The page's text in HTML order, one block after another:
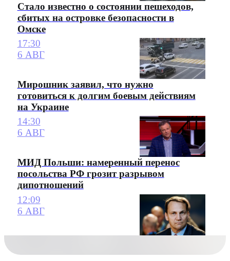
Стало известно о состоянии пешеходов,
сбитых на островке безопасности в
Омске
17:30
6 АВГ
Мирошник заявил, что нужно
готовиться к долгим боевым действиям
на Украине
14:30
6 АВГ
МИД Польши: намеренный перенос
посольства РФ грозит разрывом
дипотношений
12:09
6 АВГ